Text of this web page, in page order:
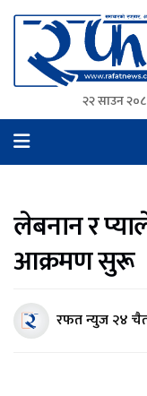
Rafat News
समाचारको रफ्तार,
२२ साउन
लेबनान र
आक्रमण सुरू
रफत न्युज२४